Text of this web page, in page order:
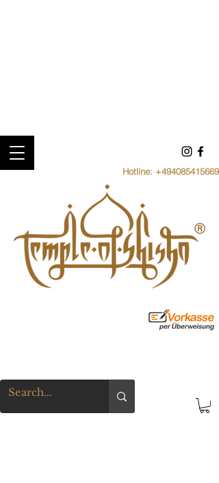
Hotline: +494085415669